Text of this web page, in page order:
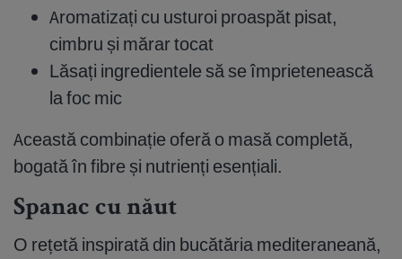
Aromatizați cu usturoi proaspăt pisat,
cimbru și mărar tocat
Lăsați ingredientele să se împrietenească
la foc mic
Această combinație oferă o masă completă,
bogată în fibre și nutrienți esențiali.
Spanac cu năut
O rețetă inspirată din bucătăria mediteraneană,